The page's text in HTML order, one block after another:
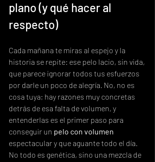
plano (y qué hacer al
respecto)
Cada mañana te miras al espejo y la
historia se repite: ese pelo lacio, sin vida,
que parece ignorar todos tus esfuerzos
por darle un poco de alegría. No, no es
cosa tuya; hay razones muy concretas
detrás de esa falta de volumen, y
entenderlas es el primer paso para
conseguir un pelo con volumen
espectacular y que aguante todo el día.
No todo es genética, sino una mezcla de